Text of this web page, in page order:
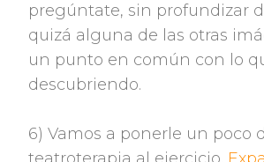
pregúntate, sin profundizar
quizá alguna de las otras
un punto en común con lo
descubriendo.
6) Vamos a ponerle un poco